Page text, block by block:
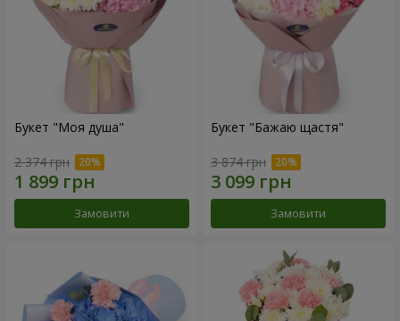
Букет "Моя душа"
2 374 грн
Замовити
Букет "Бажаю щастя"
3 874 грн
Замовити